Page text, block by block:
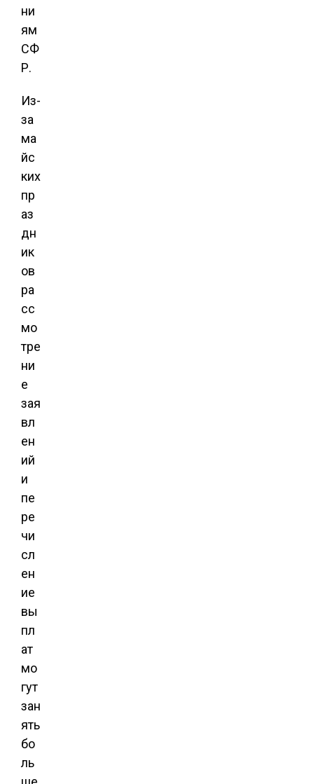
ни
ям
СФ
Р.
Из-
за
ма
йс
ких
пр
аз
дн
ик
ов
ра
сс
мо
тре
ни
е
зая
вл
ен
ий
и
пе
ре
чи
сл
ен
ие
вы
пл
ат
мо
гут
зан
ять
бо
ль